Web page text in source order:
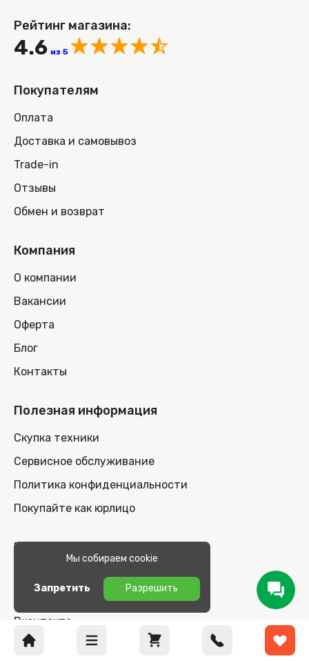
Рейтинг магазина:
4.6 из 5
Покупателям
Оплата
Доставка и самовывоз
Trade-in
Отзывы
Обмен и возврат
Компания
О компании
Вакансии
Оферта
Блог
Контакты
Полезная информация
Скупка техники
Сервисное обслуживание
Политика конфиденциальности
Покупайте как юрлицо
Мы в соцсетях
Вконтакте
Мы собираем cookie
Запретить Разрешить